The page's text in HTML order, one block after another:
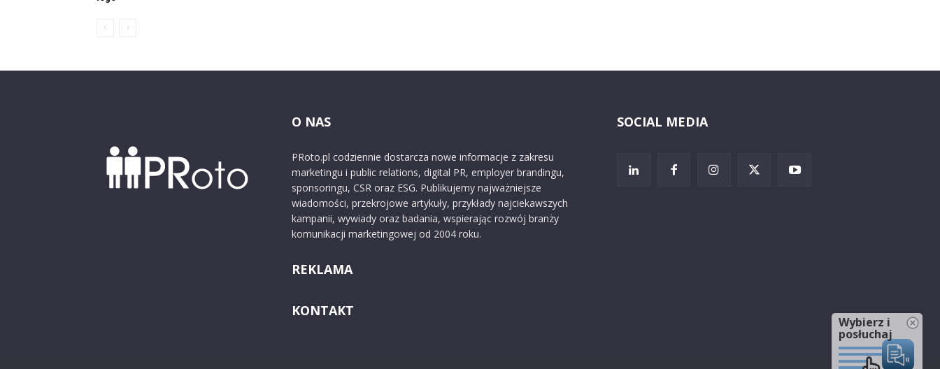
O NAS
PRoto.pl codziennie dostarcza nowe informacje z zakresu
marketingu i public relations, digital PR, employer brandingu,
sponsoringu, CSR oraz ESG. Publikujemy najważniejsze
wiadomości, przekrojowe artykuły, przykłady najciekawszych
kampanii, wywiady oraz badania, wspierając rozwój branży
komunikacji marketingowej od 2004 roku.
REKLAMA
KONTAKT
SOCIAL MEDIA
Wybierz i
posłuchaj